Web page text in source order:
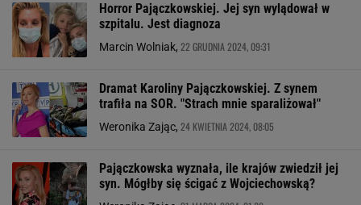
Horror Pajączkowskiej. Jej syn wylądował w
szpitalu. Jest diagnoza
Marcin Wolniak, 22 GRUDNIA 2024, 09:31
Dramat Karoliny Pajączkowskiej. Z synem
trafiła na SOR. "Strach mnie sparaliżował"
Weronika Zając, 24 KWIETNIA 2024, 08:05
Pajączkowska wyznała, ile krajów zwiedził jej
syn. Mógłby się ścigać z Wojciechowską?